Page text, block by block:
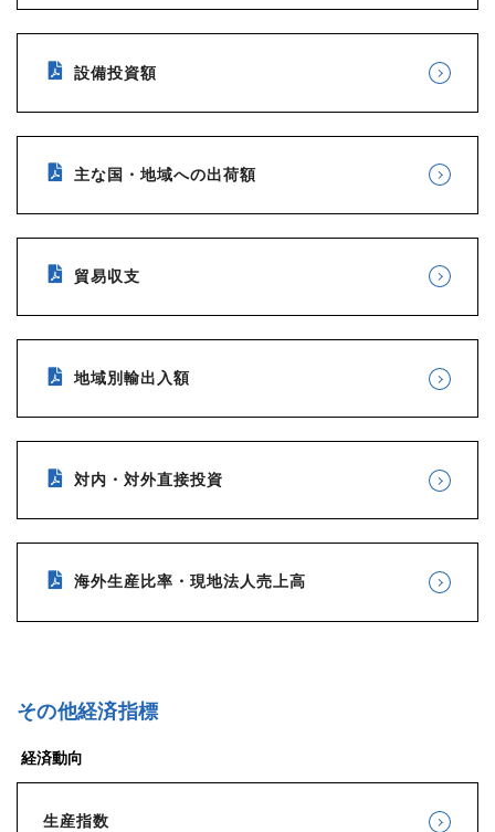
設備投資額
主な国・地域への出荷額
貿易収支
地域別輸出入額
対内・対外直接投資
海外生産比率・現地法人売上高
その他経済指標
経済動向
生産指数